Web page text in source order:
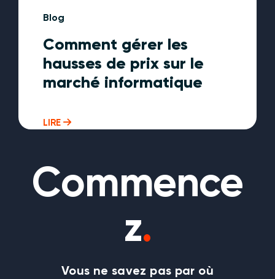
Blog
Comment gérer les
hausses de prix sur le
marché informatique
LIRE
Commence
z.
Vous ne savez pas par où